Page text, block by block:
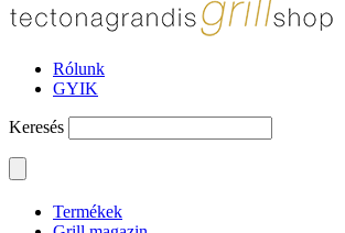
Rólunk
GYIK
Keresés
Termékek